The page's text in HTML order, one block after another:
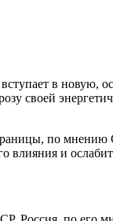
в новую,
своей
границы, по
влияния и